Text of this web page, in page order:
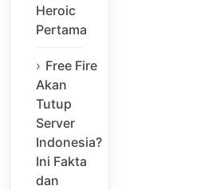
Heroic
Pertama
Free Fire
Akan
Tutup
Server
Indonesia?
Ini Fakta
dan